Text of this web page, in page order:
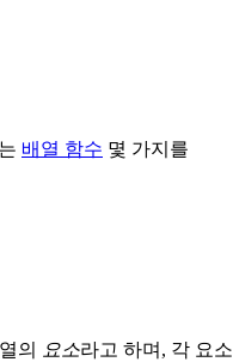
배열 함수 몇 가지를
의 요소라고 하며, 각 요소